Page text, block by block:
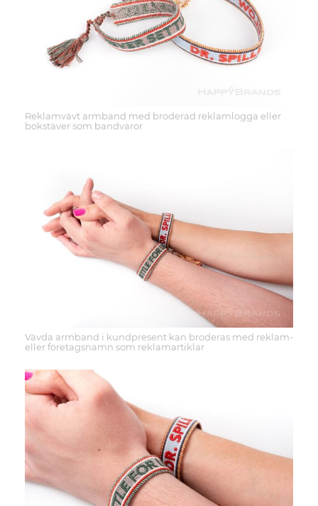
Reklamvävt armband med broderad reklamlogga eller
bokstäver som bandvaror
Vävda armband i kundpresent kan broderas med reklam-
eller företagsnamn som reklamartiklar